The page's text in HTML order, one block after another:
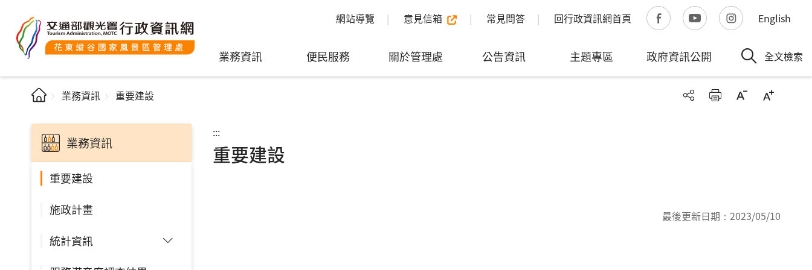
網站導覽 意見信箱 常見問答 回行政資訊網首頁 English
業務資訊 便民服務 關於管理處 公告資訊 主題專區 政府資訊公開 全文檢索
業務資訊 重要建設
業務資訊
重要建設
施政計畫
統計資訊
:::
重要建設
最後更新日期： 2023/05/10